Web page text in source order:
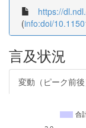
https://
(info:doi/
言及状況
変動（ピーク前後
合